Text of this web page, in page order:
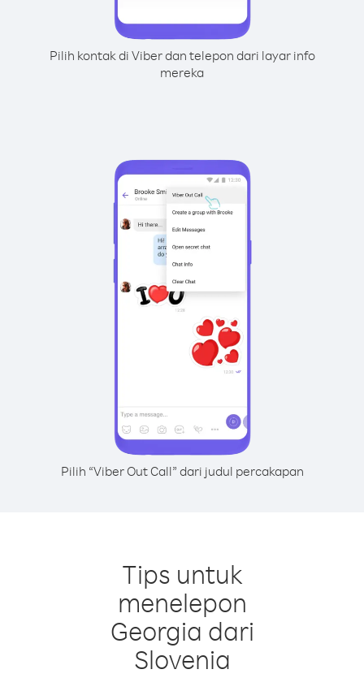
Pilih kontak di Viber dan telepon dari layar info
mereka
Pilih “Viber Out Call” dari judul percakapan
Tips untuk
menelepon
Georgia dari
Slovenia